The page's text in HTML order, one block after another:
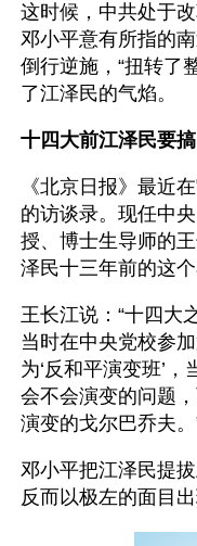
这时候，中共处于
邓小平意有所指的
倒行逆施，“扭转了
了江泽民的气焰。
十四大前江泽民要
《北京日报》最近
的访谈录。现任中
授、博士生导师的
泽民十三年前的这个
王长江说：“十四大
当时在中央党校参
为‘反和平演变班’
会不会演变的问题
演变的戈尔巴乔夫。
邓小平把江泽民提
反而以极左的面目